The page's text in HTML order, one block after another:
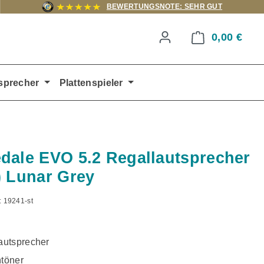
BEWERTUNGSNOTE: SEHR GUT
0,00 €
Plattenspieler
EVO 5.2 Regallautsprecher
Lunar Grey
19241-st